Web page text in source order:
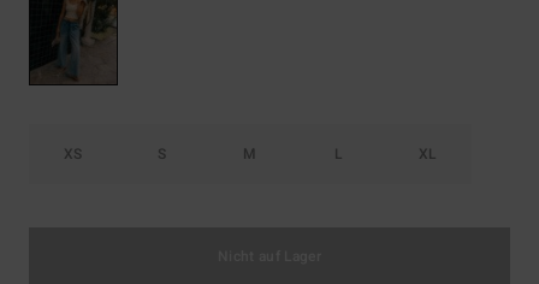
XS S M L XL